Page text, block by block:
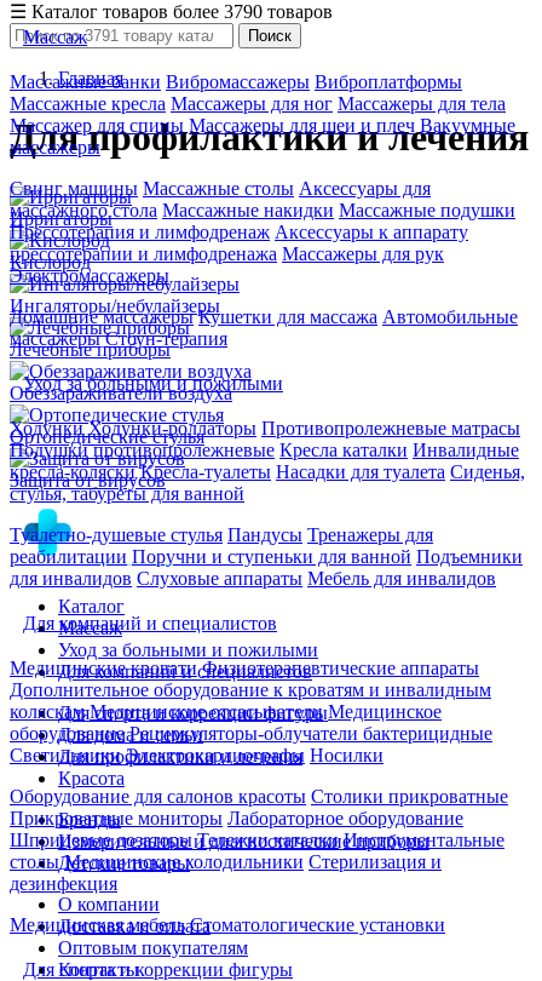
☰ Каталог товаров более 3790 товаров
Массаж
Массажные банки Вибромассажеры Виброплатформы
Массажные кресла Массажеры для ног Массажеры для тела
Массажер для спины Массажеры для шеи и плеч Вакуумные
массажеры
Свинг машины Массажные столы Аксессуары для
массажного стола Массажные накидки Массажные подушки
Прессотерапия и лимфодренаж Аксессуары к аппарату
прессотерапии и лимфодренажа Массажеры для рук
Электромассажеры
Домашние массажеры Кушетки для массажа Автомобильные
массажеры Стоун-терапия
Уход за больными и пожилыми
ХодункиХодунки-роллаторы Противопролежневые матрасы
Подушки противопролежневые Кресла каталки Инвалидные
кресла-коляски Кресла-туалеты Насадки для туалета Сиденья,
стулья, табуреты для ванной
Туалетно-душевые стулья Пандусы Тренажеры для
реабилитации Поручни и ступеньки для ванной Подъемники
для инвалидов Слуховые аппараты Мебель для инвалидов
Для компаний и специалистов
Медицинские кровати Физиотерапевтические аппараты
Дополнительное оборудование к кроватям и инвалидным
коляскам Медицинские отсасыватели Медицинское
оборудование Рециркуляторы-облучатели бактерицидные
Светильники Электрокардиографы Носилки
Оборудование для салонов красоты Столики прикроватные
Прикроватные мониторы Лабораторное оборудование
Шприцевые дозаторы Тележки каталки Инструментальные
столы Медицинские холодильники Стерилизация и
дезинфекция
Медицинская мебель Стоматологические установки
Для спорта и коррекции фигуры
Поиск
Главная
Для профилактики и лечения
Ирригаторы
Кислород
Ингаляторы/небулайзеры
Лечебные приборы
Обеззараживатели воздуха
Ортопедические стулья
Защита от вирусов
Каталог
Массаж
Уход за больными и пожилыми
Для компаний и специалистов
Для спорта и коррекции фигуры
Для дома и семьи
Для профилактики и лечения
Красота
Бренды
Измерительные и диагностические приборы
Детские товары
О компании
Доставка и оплата
Оптовым покупателям
Контакты